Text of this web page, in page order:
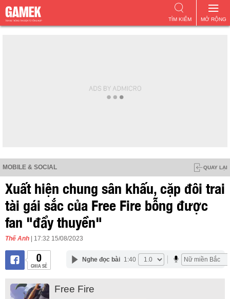
MỞ RỘNG
TÌM KIẾM
MOBILE & SOCIAL QUAY LẠI
Xuất hiện chung sân khấu, cặp đôi trai
tài gái sắc của Free Fire bỗng được
fan "đẩy thuyền"
Thế Anh | 17:32 15/08/2023
0
CHIA SẺ
Nghe đọc bài 1:40
Free Fire